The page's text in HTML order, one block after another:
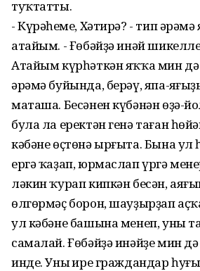
туҡтатты.
- Күрәһеңме, Хәтирә? - тип
атайым. - Ғөбәйҙә инәй
Атайым күрһәткән яҡҡа мин
әрәмә буйында, берәү, япа-
маташа. Бесәнен күбәнән өҙә-
була ла еректән генә таған
кәбәне өҫтөнә ырғыта. Бына ул
ергә ҡаҙап, юрмаслап үргә
ләкин ҡурап кипкән бесән,
өлгөрмәҫ борон, шауҙырҙап
ул кәбәне башына менеп, уны
самалай. Ғөбәйҙә инәйҙе мин
инде. Уның ире граждандар